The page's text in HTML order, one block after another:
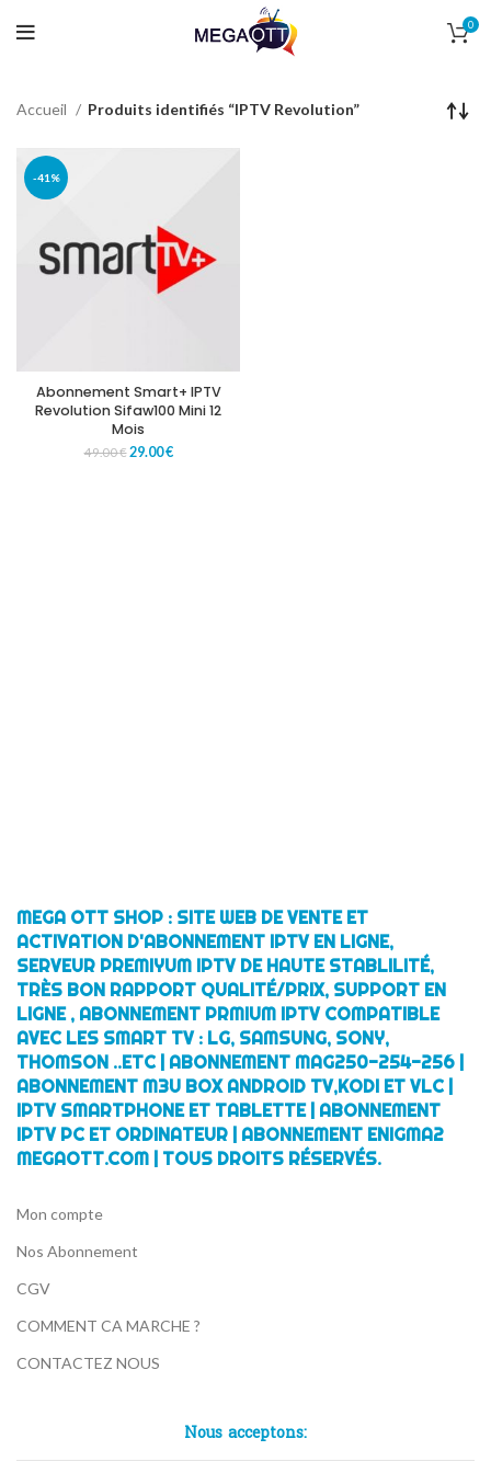
0
Accueil Produits identifiés “IPTV Revolution”
-41%
Abonnement Smart+ IPTV
Revolution Sifaw100 Mini 12
Mois
49.00€29.00€
MEGA OTT SHOP : SITE WEB DE VENTE ET
ACTIVATION D'ABONNEMENT IPTV EN LIGNE,
SERVEUR PREMIYUM IPTV DE HAUTE STABLILITÉ,
TRÈS BON RAPPORT QUALITÉ/PRIX, SUPPORT EN
LIGNE , ABONNEMENT PRMIUM IPTV COMPATIBLE
AVEC LES SMART TV : LG, SAMSUNG, SONY,
THOMSON ..ETC | ABONNEMENT MAG250-254-256 |
ABONNEMENT M3U BOX ANDROID TV,KODI ET VLC |
IPTV SMARTPHONE ET TABLETTE | ABONNEMENT
IPTV PC ET ORDINATEUR | ABONNEMENT ENIGMA2
MEGAOTT.COM | TOUS DROITS RÉSERVÉS.
Mon compte
Nos Abonnement
CGV
COMMENT CA MARCHE ?
CONTACTEZ NOUS
Nous acceptons: